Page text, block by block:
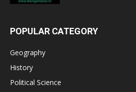
POPULAR CATEGORY
Geography
History
Political Science